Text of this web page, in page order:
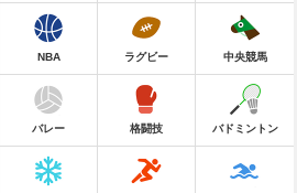
NBA ラグビー 中央競馬
バレー 格闘技 バドミントン